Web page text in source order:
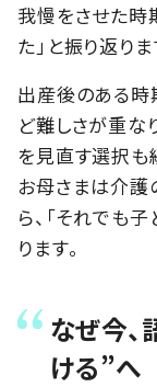
我慢をさせた時
た」と振り返りま
出産後のある時
ど難しさが重な
を見直す選択も
お母さまは介護
ら、「それでも
ります。
なぜ今
ける”へ